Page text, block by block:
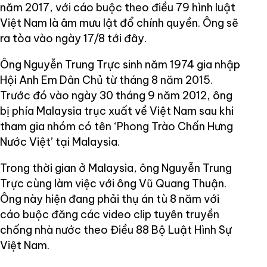
năm 2017, với cáo buộc theo điều 79 hình luật
Việt Nam là âm mưu lật đổ chính quyền. Ông sẽ
ra tòa vào ngày 17/8 tới đây.
Ông Nguyễn Trung Trực sinh năm 1974 gia nhập
Hội Anh Em Dân Chủ từ tháng 8 năm 2015.
Trước đó vào ngày 30 tháng 9 năm 2012, ông
bị phía Malaysia trục xuất về Việt Nam sau khi
tham gia nhóm có tên ‘Phong Trào Chấn Hưng
Nước Việt’ tại Malaysia.
Trong thời gian ở Malaysia, ông Nguyễn Trung
Trực cùng làm việc với ông Vũ Quang Thuận.
Ông này hiện đang phải thụ án tù 8 năm với
cáo buộc đăng các video clip tuyên truyền
chống nhà nước theo Điều 88 Bộ Luật Hình Sự
Việt Nam.